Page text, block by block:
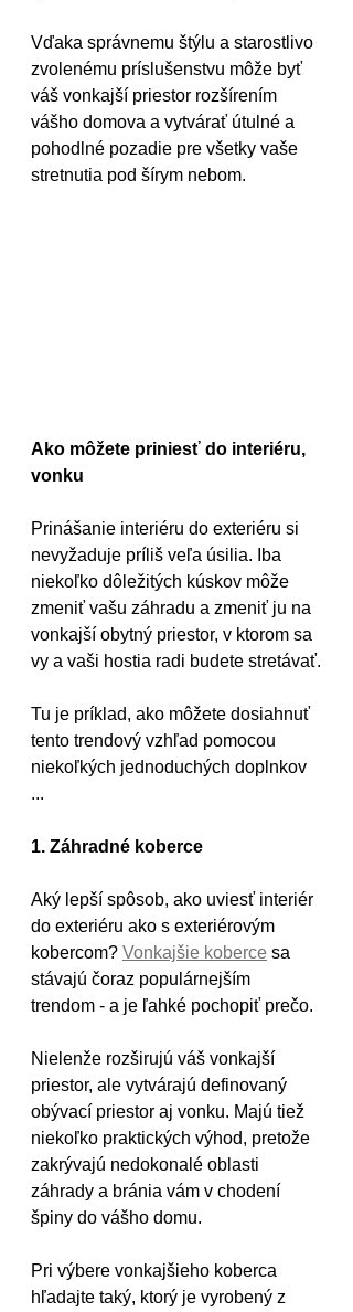
Vďaka správnemu štýlu a starostlivo
zvolenému príslušenstvu môže byť
váš vonkajší priestor rozšírením
vášho domova a vytvárať útulné a
pohodlné pozadie pre všetky vaše
stretnutia pod šírym nebom.
Ako môžete priniesť do interiéru,
vonku
Prinášanie interiéru do exteriéru si
nevyžaduje príliš veľa úsilia. Iba
niekoľko dôležitých kúskov môže
zmeniť vašu záhradu a zmeniť ju na
vonkajší obytný priestor, v ktorom sa
vy a vaši hostia radi budete stretávať.
Tu je príklad, ako môžete dosiahnuť
tento trendový vzhľad pomocou
niekoľkých jednoduchých doplnkov
...
1. Záhradné koberce
Aký lepší spôsob, ako uviesť interiér
do exteriéru ako s exteriérovým
kobercom? Vonkajšie koberce sa
stávajú čoraz populárnejším
trendom - a je ľahké pochopiť prečo.
Nielenže rozširujú váš vonkajší
priestor, ale vytvárajú definovaný
obývací priestor aj vonku. Majú tiež
niekoľko praktických výhod, pretože
zakrývajú nedokonalé oblasti
záhrady a bránia vám v chodení
špiny do vášho domu.
Pri výbere vonkajšieho koberca
hľadajte taký, ktorý je vyrobený z